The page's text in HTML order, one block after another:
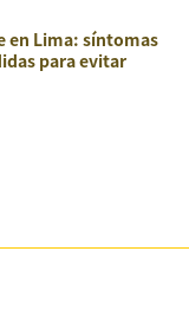
en Lima: síntomas
para evitar